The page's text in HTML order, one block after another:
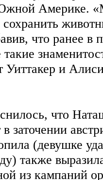
Америке.
сохранить
что ранее в
и
что
заточении
(девушке
также
из кампаний